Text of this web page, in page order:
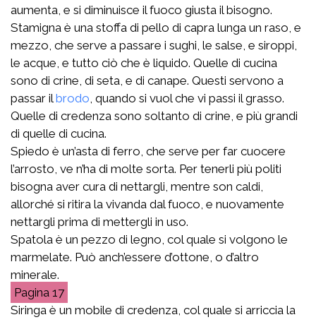
aumenta, e si diminuisce il fuoco giusta il bisogno.
Stamigna è una stoffa di pello di capra lunga un raso, e
mezzo, che serve a passare i sughi, le salse, e siroppi,
le acque, e tutto ciò che è liquido. Quelle di cucina
sono di crine, di seta, e di canape. Questi servono a
passar ilbrodo , quando si vuol che vi passi il grasso.
Quelle di credenza sono soltanto di crine, e più grandi
di quelle di cucina.
Spiedo è un’asta di ferro, che serve per far cuocere
l’arrosto, ve n’ha di molte sorta. Per tenerli più politi
bisogna aver cura di nettargli, mentre son caldi,
allorché si ritira la vivanda dal fuoco, e nuovamente
nettargli prima di mettergli in uso.
Spatola è un pezzo di legno, col quale si volgono le
marmelate. Può anch’essere d’ottone, o d’altro
minerale.
17
Siringa è un mobile di credenza, col quale si arriccia la